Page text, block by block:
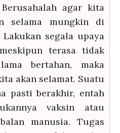
agar kita
selama mungkin di
segala upaya
terasa tidak
bertahan, maka
akan selamat. Suatu
pasti berakhir, entah
vaksin atau
manusia. Tugas